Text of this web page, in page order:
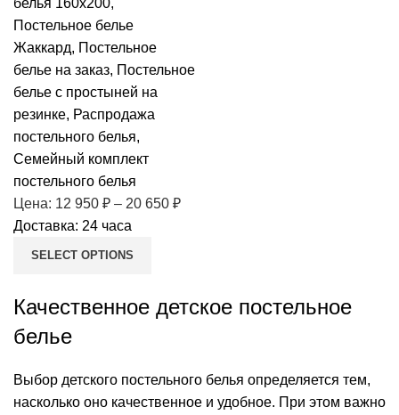
белья 160х200,
Постельное белье
Жаккард, Постельное
белье на заказ, Постельное
белье с простыней на
резинке, Распродажа
постельного белья,
Семейный комплект
постельного белья
Цена: 12 950 ₽ – 20 650 ₽
Доставка: 24 часа
SELECT OPTIONS
Качественное детское постельное
белье
Выбор детского постельного белья определяется тем,
насколько оно качественное и удобное. При этом важно